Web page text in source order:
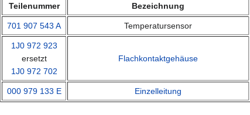
Teilenummer Bezeichnung
701 907 543 A Temperatursensor
1J0 972 923
ersetzt
1J0 972 702
Flachkontaktgehäuse
000 979 133 E Einzelleitung